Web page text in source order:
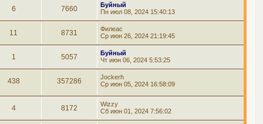
6 7660
Буйный
Пн июл 08, 2024 15:40:13
11 8731
Филеас
Ср июн 26, 2024 21:19:45
1 5057
Буйный
Чт июн 06, 2024 5:53:25
438 357286
Jockerh
Ср июн 05, 2024 16:58:09
4 8172
Wizzy
Сб июн 01, 2024 7:56:02